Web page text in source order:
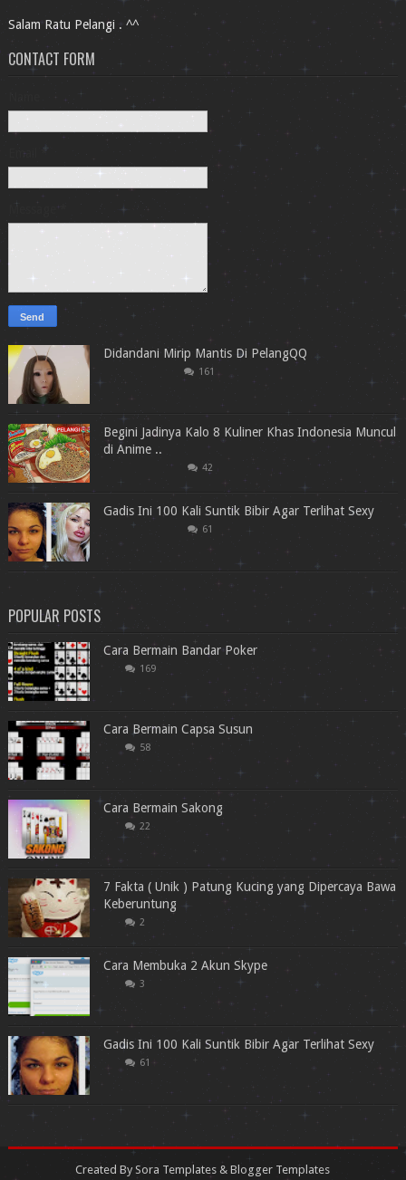
Salam Ratu Pelangi . ^^
CONTACT FORM
Email *
Message
Didandani Mirip Mantis Di PelangQQ
161
Begini Jadinya Kalo 8 Kuliner Khas Indonesia Muncul
di Anime ..
42
Gadis Ini 100 Kali Suntik Bibir Agar Terlihat Sexy
61
POPULAR POSTS
Cara Bermain Bandar Poker
169
Cara Bermain Capsa Susun
58
Cara Bermain Sakong
22
7 Fakta ( Unik ) Patung Kucing yang Dipercaya Bawa
Keberuntung
2
Cara Membuka 2 Akun Skype
3
Gadis Ini 100 Kali Suntik Bibir Agar Terlihat Sexy
61
Created By Sora Templates &Blogger Templates